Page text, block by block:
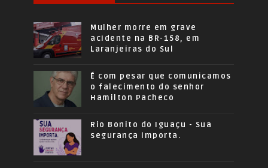
Mulher morre em grave
acidente na BR-158, em
Laranjeiras do Sul
É com pesar que comunicamos
o falecimento do senhor
Hamilton Pacheco
Rio Bonito do Iguaçu - Sua
segurança importa.